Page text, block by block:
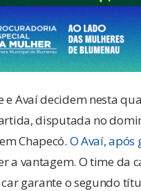
e Avaí decidem nesta
disputada no
Chapecó. O Avaí, após
a vantagem. O time da
garante o segundo